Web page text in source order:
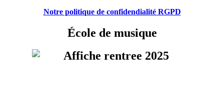
Notre politique de confidendialité RGPD
École de musique